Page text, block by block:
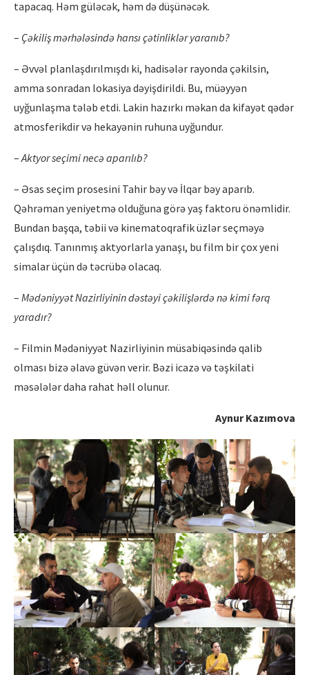
tapacaq. Həm güləcək, həm də düşünəcək.
– Çəkiliş mərhələsində hansı çətinliklər yaranıb?
– Əvvəl planlaşdırılmışdı ki, hadisələr rayonda çəkilsin,
amma sonradan lokasiya dəyişdirildi. Bu, müəyyən
uyğunlaşma tələb etdi. Lakin hazırkı məkan da kifayət qədər
atmosferikdir və hekayənin ruhuna uyğundur.
–Aktyor seçimi necə aparılıb?
– Əsas seçim prosesini Tahir bəy və İlqar bəy aparıb.
Qəhrəman yeniyetmə olduğuna görə yaş faktoru önəmlidir.
Bundan başqa, təbii və kinematoqrafik üzlər seçməyə
çalışdıq. Tanınmış aktyorlarla yanaşı, bu film bir çox yeni
simalar üçün də təcrübə olacaq.
– Mədəniyyət Nazirliyinin dəstəyi çəkilişlərdə nə kimi fərq
yaradır?
– Filmin Mədəniyyət Nazirliyinin müsabiqəsində qalib
olması bizə əlavə güvən verir. Bəzi icazə və təşkilati
məsələlər daha rahat həll olunur.
Aynur Kazımova